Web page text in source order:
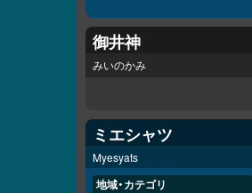
御井神
みいのかみ
ミエシャツ
Myesyats
地域・カテゴリ